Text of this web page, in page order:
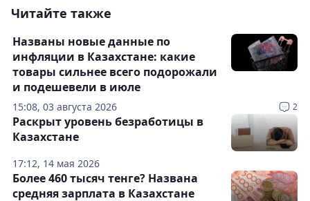
Читайте также
15:08, 03 августа 2026 2
Названы новые данные по
инфляции в Казахстане: какие
товары сильнее всего подорожали
и подешевели в июле
17:12, 14 мая 2026
Раскрыт уровень безработицы в
Казахстане
Более 460 тысяч тенге? Названа
средняя зарплата в Казахстане